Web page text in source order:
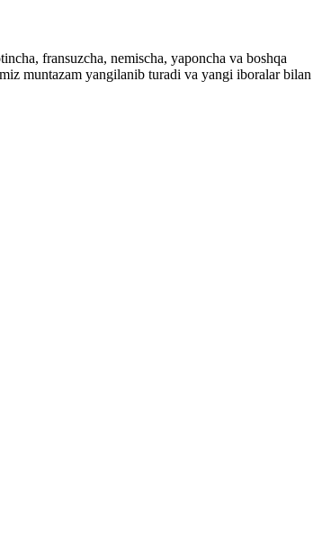
fransuzcha, nemischa, yaponcha va boshqa
muntazam yangilanib turadi va yangi iboralar bilan